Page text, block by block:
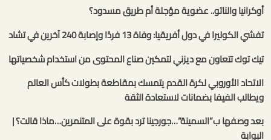
أوكرانيا والناتو.. عضوية مؤجلة أم طريق مسدود؟
تفشي الكوليرا في دول أفريقيا: وفاة 13 فردًا وإصابة 240 آخرين في تشاد
تيك توك تتعاون مع ديزني لتمكين صناع المحتوى من استخدام شخصياتها
الاتحاد الأوروبي لكرة القدم يتمسك بمقاطعة بطولات كأس العالم
ويطالب الفيفا بضمانات لاستعادة الثقة
بعد وصفها ب”السمينة”…جورجينا ترد بقوة على المتنمرين…ماذا قالت؟ |
البوابة